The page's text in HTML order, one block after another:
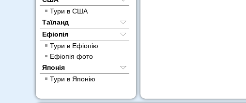
Тури в США
Таїланд
Ефіопія
Тури в Ефіопію
Ефіопія фото
Японія
Тури в Японію